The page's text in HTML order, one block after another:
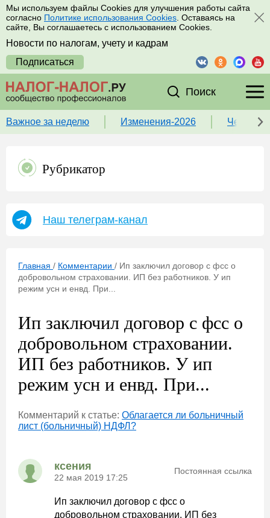
Мы используем файлы Cookies для улучшения работы сайта
согласно Политике использования Cookies . Оставаясь на
сайте, Вы соглашаетесь с использованием Cookies.
Новости по налогам, учету и кадрам
Подписаться
Поиск
Важное за неделю Изменения-2026 Чек-
Рубрикатор
Наш телеграм-канал
Главная / Комментарии / Ип заключил договор с фсс о
добровольном страховании. ИП без работников. У ип
режим усн и енвд. При...
Ип заключил договор с фсс о
добровольном страховании.
ИП без работников. У ип
режим усн и енвд. При...
Комментарий к статье: Облагается ли больничный
лист (больничный) НДФЛ?
ксения
22 мая 2019 17:25
Постоянная ссылка
Ип заключил договор с фсс о
добровольном страховании. ИП без